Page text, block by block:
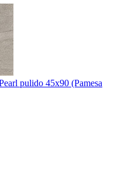
pulido 45x90 (Pamesa